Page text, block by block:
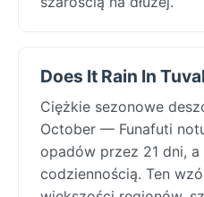
Does It Rain In
Ciężkie sezonowe
October — Funafuti
opadów przez 21 dni, a
codziennością. Ten